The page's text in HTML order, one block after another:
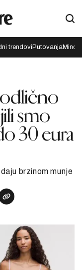
trendovi Putovanja
smo
30 eura
brzinom munje